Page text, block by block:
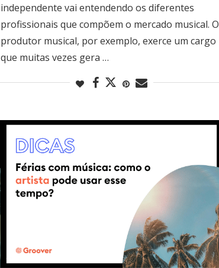
independente vai entendendo os diferentes
profissionais que compõem o mercado musical. O
produtor musical, por exemplo, exerce um cargo
que muitas vezes gera …